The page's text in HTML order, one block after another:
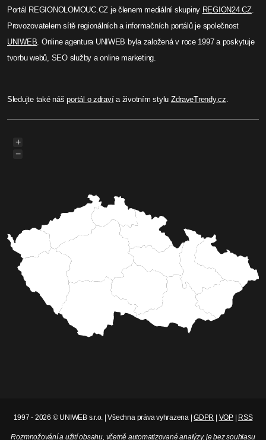
Portál REGIONOLOMOUC.CZ je členem mediální skupiny REGION24.CZ.
Provozovatelem sítě regionálních a informačních portálů je společnost
UNIWEB. Online agentura UNIWEB byla založená v roce 1997 a poskytuje
tvorbu webů, SEO služby a online marketing.
Sledujte také nášportál o zdravía životním stylu ZdraveTrendy.cz.
+
−
1997 - 2026 © UNIWEB s.r.o. | Všechna práva vyhrazena |GDPR VOP| RSS
Rozmnožování a užití obsahu, včetně automatizované analýzy, je bez souhlasu